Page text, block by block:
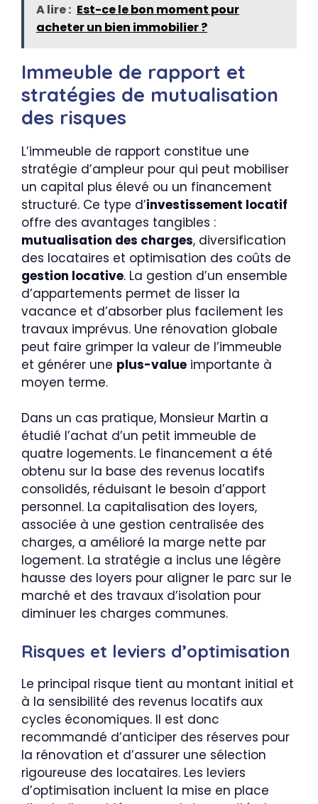
A lire : Est-ce le bon moment pour
acheter un bien immobilier ?
Immeuble de rapport et
stratégies de mutualisation
des risques
L’immeuble de rapport constitue une
stratégie d’ampleur pour qui peut mobiliser
un capital plus élevé ou un financement
structuré. Ce type d’investissement locatif
offre des avantages tangibles :
mutualisation des charges, diversification
des locataires et optimisation des coûts de
gestion locative. La gestion d’un ensemble
d’appartements permet de lisser la
vacance et d’absorber plus facilement les
travaux imprévus. Une rénovation globale
peut faire grimper la valeur de l’immeuble
et générer une plus-value importante à
moyen terme.
Dans un cas pratique, Monsieur Martin a
étudié l’achat d’un petit immeuble de
quatre logements. Le financement a été
obtenu sur la base des revenus locatifs
consolidés, réduisant le besoin d’apport
personnel. La capitalisation des loyers,
associée à une gestion centralisée des
charges, a amélioré la marge nette par
logement. La stratégie a inclus une légère
hausse des loyers pour aligner le parc sur le
marché et des travaux d’isolation pour
diminuer les charges communes.
Risques et leviers d’optimisation
Le principal risque tient au montant initial et
à la sensibilité des revenus locatifs aux
cycles économiques. Il est donc
recommandé d’anticiper des réserves pour
la rénovation et d’assurer une sélection
rigoureuse des locataires. Les leviers
d’optimisation incluent la mise en place